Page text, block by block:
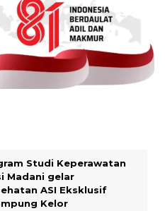
Studi Keperawatan
Madani gelar
ASI Eksklusif
‎Kelor